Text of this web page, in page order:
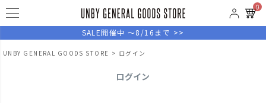
0
SALE開催中 ～8/16まで >>
UNBY GENERAL GOODS STORE ログイン
ログイン